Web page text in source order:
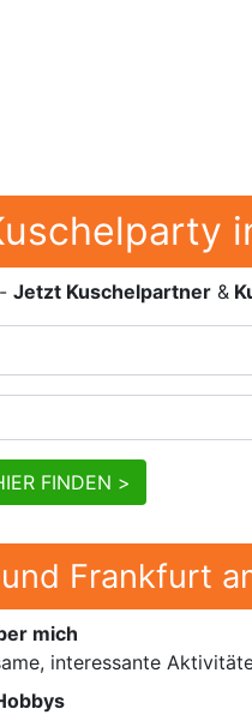
Jetzt Kuschelpartner &
JETZT HIER FINDEN >
Frankfurt
mich
interessante